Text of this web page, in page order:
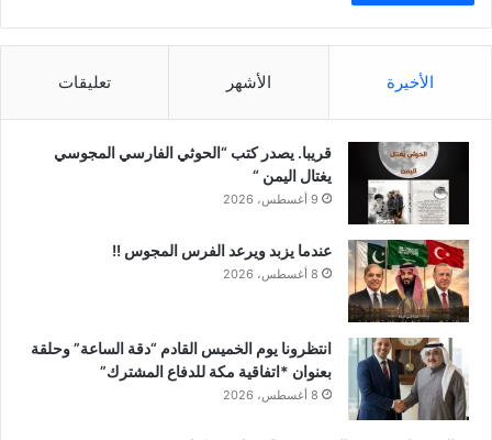
الأخيرة الأشهر تعليقات
قريبا. يصدر كتب “الحوثي الفارسي المجوسي
يغتال اليمن “
9 أغسطس، 2026
عندما يزبد ويرعد الفرس المجوس !!
8 أغسطس، 2026
انتظرونا يوم الخميس القادم “دقة الساعة” وحلقة
بعنوان *اتفاقية مكة للدفاع المشترك”
8 أغسطس، 2026